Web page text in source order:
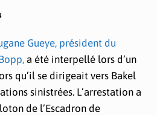
Gueye, président du
a été interpellé lors d’un
qu’il se dirigeait vers Bakel
sinistrées. L’arrestation a
de l’Escadron de